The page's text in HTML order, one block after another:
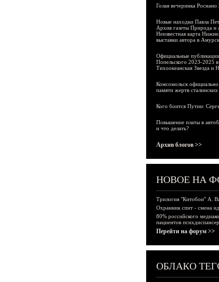
Голая вечеринка Роснано
Новые находки Павла
Архив газеты Природа и
Неизвестная карта
выставки автора в
Официальные
Попельского 2023-2025 в
Тихоокеанская Звезда
Комсомольск
памяти жертв сталинских
Кого боится Путин:
Повышение платы в
и что делать?
Архив блогов >>
НОВОЕ НА
Трилогия "Китобои" А.
Охранник спит - смена
80% российского
пациентов
Перейти на форум >>
ОБЛАКО